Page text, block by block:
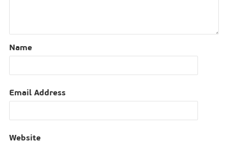
Name
Email Address
Website